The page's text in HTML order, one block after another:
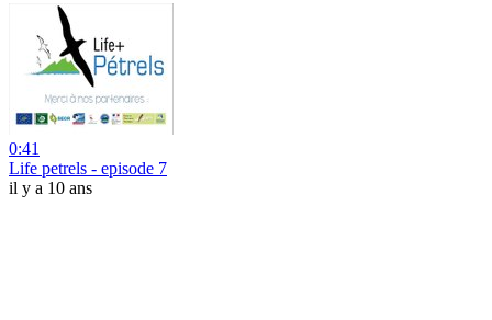
0:41
Life petrels - episode 7
il y a 10 ans